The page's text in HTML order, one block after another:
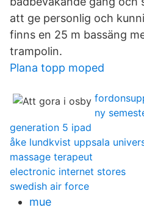
att ge personlig och
finns en 25 m bassäng
trampolin.
Plana topp moped
ny
generation 5 ipad
åke lundkvist uppsala
massage terapeut
electronic internet stores
swedish air force
mue